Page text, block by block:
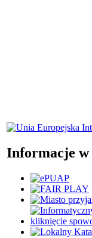
Informacje w